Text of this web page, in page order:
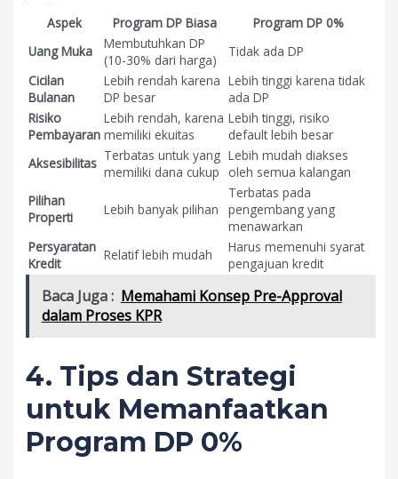
Aspek
Program DP Biasa
Program DP 0%
Uang Muka
Membutuhkan DP
(10-30% dari harga)
Tidak ada DP
Cicilan
Bulanan
Lebih rendah karena
DP besar
Lebih tinggi karena tidak
ada DP
Risiko
Pembayaran
Lebih rendah, karena
memiliki ekuitas
Lebih tinggi, risiko
default lebih besar
Aksesibilitas Terbatas untuk yang
memiliki dana cukup
Lebih mudah diakses
oleh semua kalangan
Pilihan
Properti
Lebih banyak pilihan
Terbatas pada
pengembang yang
menawarkan
Persyaratan
Kredit
Relatif lebih mudah
Harus memenuhi syarat
pengajuan kredit
Baca Juga : Memahami Konsep Pre-Approval
dalam Proses KPR
4. Tips dan Strategi
untuk Memanfaatkan
Program DP 0%